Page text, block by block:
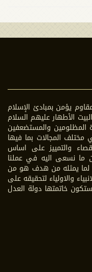
يؤمن بمبادئ الإسلام
الأطهار عليهم السلام
المظلومين والمستضعفين
المجالات بما فيها
والتمييز على اساس
ما نسعى اليه في عملنا
لما يمثله من هدف هو من
والاولياء لتحقيقه على
خاتمتها دولة العدل